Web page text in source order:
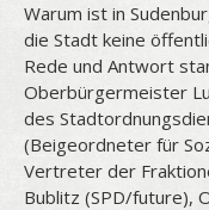
Warum ist in
die Stadt keine
Rede und Antwort
Oberbürgermeister
des
(Beigeordneter für
Vertreter der
Bublitz (SPD/future),